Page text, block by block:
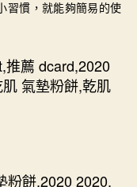
習慣，就能夠簡易的使
粉餅,2020 2020,